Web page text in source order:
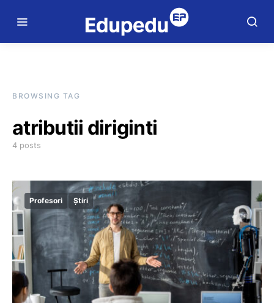
BROWSING TAG
atributii diriginti
4 posts
Profesori Știri